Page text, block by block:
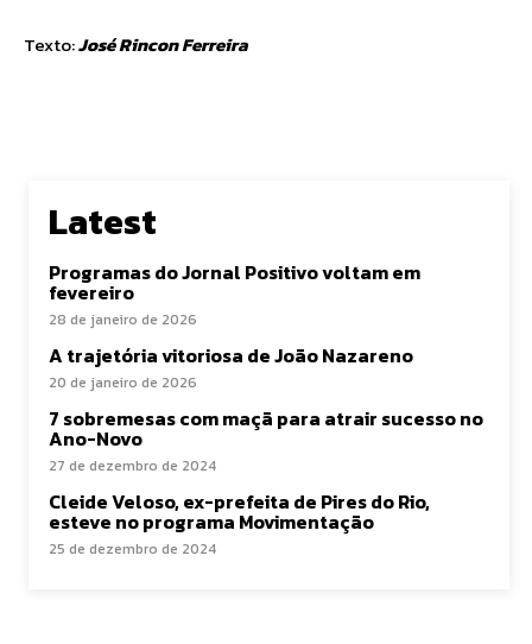
Texto:José Rincon Ferreira
Latest
Programas do Jornal Positivo voltam em
fevereiro
28 de janeiro de 2026
A trajetória vitoriosa de João Nazareno
20 de janeiro de 2026
7 sobremesas com maçã para atrair sucesso no
Ano-Novo
27 de dezembro de 2024
Cleide Veloso, ex-prefeita de Pires do Rio,
esteve no programa Movimentação
25 de dezembro de 2024